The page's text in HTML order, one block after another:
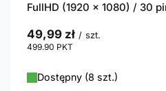
FullHD (1920 x 1080) / 30
49,99 zł / szt.
499.90 PKT
Dostępny (8 szt.)